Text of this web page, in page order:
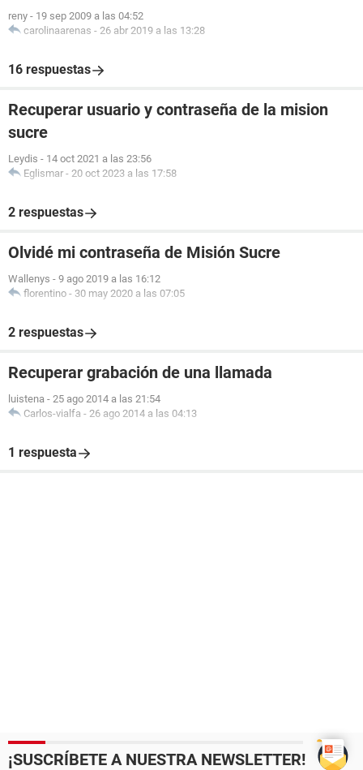
reny - 19 sep 2009 a las 04:52
carolinaarenas - 26 abr 2019 a las 13:28
16 respuestas
Recuperar usuario y contraseña de la mision
sucre
Leydis - 14 oct 2021 a las 23:56
Eglismar - 20 oct 2023 a las 17:58
2 respuestas
Olvidé mi contraseña de Misión Sucre
Wallenys - 9 ago 2019 a las 16:12
florentino - 30 may 2020 a las 07:05
2 respuestas
Recuperar grabación de una llamada
luistena - 25 ago 2014 a las 21:54
Carlos-vialfa - 26 ago 2014 a las 04:13
1 respuesta
¡SUSCRÍBETE A NUESTRA NEWSLETTER!